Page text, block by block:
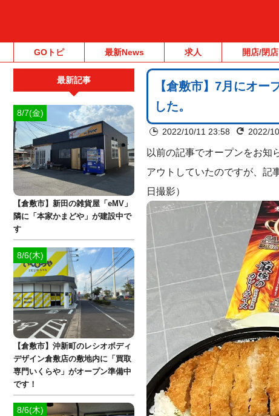
GOトピ 最新News 求人 開店/閉店
【倉敷市】7月にオ
した。
2022/10/11 23:58 2022/
以前の記事でオープンをお
アウトしていたのですが、記
日撮影）
最新記事
8/7(金)
【倉敷市】新田の雑貨屋「eMV」
隣に「本家かまどや」が建設中で
す
8/6(木)
【倉敷市】沖新町のレシオボディ
デザイン倉敷店の敷地内に「買取
専門いくらや」がオープン準備中
です！
8/6(木)